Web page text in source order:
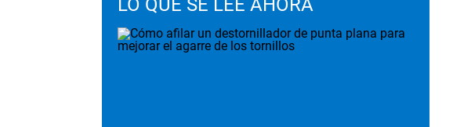
LO QUE SE LEE AHORA